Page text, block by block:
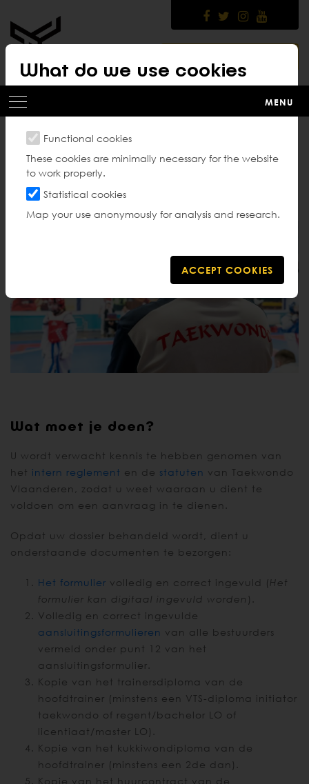
main
content
What do we use cookies
for?
Functional cookies
These cookies are minimally necessary for the website
to work properly.
Statistical cookies
Map your use anonymously for analysis and research.
MENU
Nieuwe club oprichten
Wat moet je doen?
U wordt verwacht kennis te hebben genomen van
het intern reglement en de statuten van Taekwondo
Vlaanderen, zodat u weet waaraan u dient te
voldoen om een aanvraag in te dienen.
Opdat uw dossier behandeld wordt, dient u
onderstaande documenten te bezorgen:
Het formulier volledig en correct ingevuld (Het
formulier kan digitaal ingevuld worden ).
Volledig en correct ingevulde
aansluitingsformulieren van alle bestuurders
vermeld onder punt 12 van het
aansluitingsformulier.
Kopie van het trainersdiploma van de
hoofdtrainer (minstens een VTS-diploma initiator
taekwondo of regent/bachelor LO of
licentiaat/master LO).
Kopie van het kukkiwondiploma van de
hoofdtrainer (minstens een 2de dan).
Kopie van het huurcontract van de